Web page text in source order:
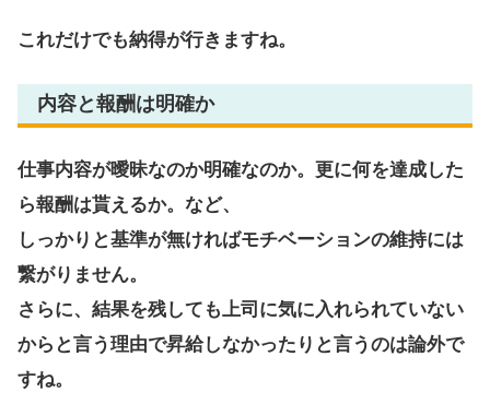
これだけでも納得が行きますね。
内容と報酬は明確か
仕事内容が曖昧なのか明確なのか。更に何を達成した
ら報酬は貰えるか。など、
しっかりと基準が無ければモチベーションの維持には
繋がりません。
さらに、結果を残しても上司に気に入れられていない
からと言う理由で昇給しなかったりと言うのは論外で
すね。